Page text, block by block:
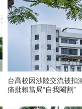
台高校因涉陸交流被扣
痛批賴當局“自我閹割”